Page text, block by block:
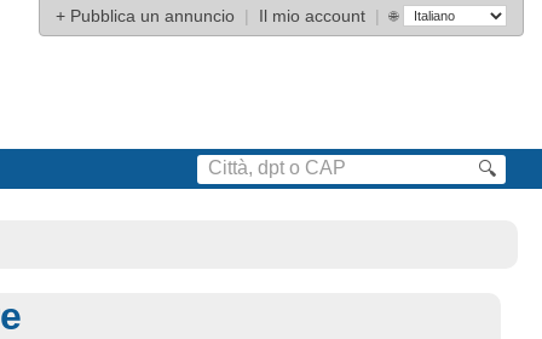
+ Pubblica un annuncio | Il mio account | 🌐
🔍